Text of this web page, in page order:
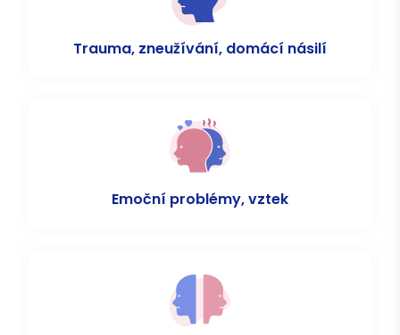
Trauma, zneužívání, domácí násilí
Emoční problémy, vztek